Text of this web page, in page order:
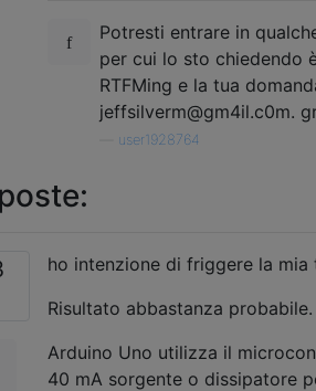
Potresti entrare in
per cui lo sto chiedendo
RTFMing e la tua
jeffsilverm@gm4il.c0m.
user1928764
ho intenzione di friggere la mia
Risultato abbastanza
Arduino Uno utilizza il
40 mA sorgente o dissipatore